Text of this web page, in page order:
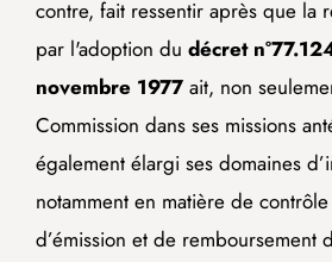
contre, fait ressentir après que la
par l'adoption du décret
novembre 1977 ait, non
Commission dans ses missions
également élargi ses domaines
notamment en matière de contrôle
d’émission et de remboursement